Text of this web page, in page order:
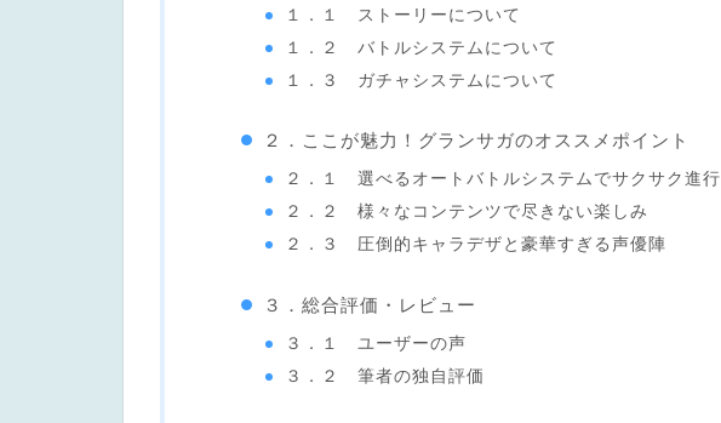
１．１ ストーリーについて
１．２ バトルシステムについて
１．３ ガチャシステムについて
２．ここが魅力！グランサガのオススメポイント
２．１ 選べるオートバトルシステムでサクサク進行
２．２ 様々なコンテンツで尽きない楽しみ
２．３ 圧倒的キャラデザと豪華すぎる声優陣
３．総合評価・レビュー
３．１ ユーザーの声
３．２ 筆者の独自評価